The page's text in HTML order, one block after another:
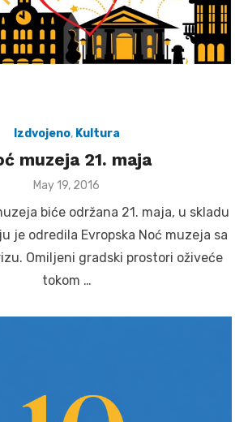
Izdvojeno, Kultura
muzeja 21. maja
Posted
May 19, 2016
biće održana 21. maja, u skladu
je odredila Evropska Noć muzeja sa
Omiljeni gradski prostori oživeće
tokom …